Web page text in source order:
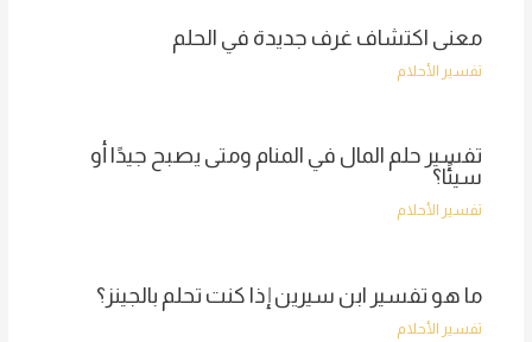
معنى اكتشاف غرف جديدة في الحلم
تفسير الأحلام
تفسير حلم المال في المنام ومتى يصبح جيدًا أو
سيئًا؟
تفسير الأحلام
ما هو تفسير ابن سيرين إذا كنت تحلم بالجينز؟
تفسير الأحلام